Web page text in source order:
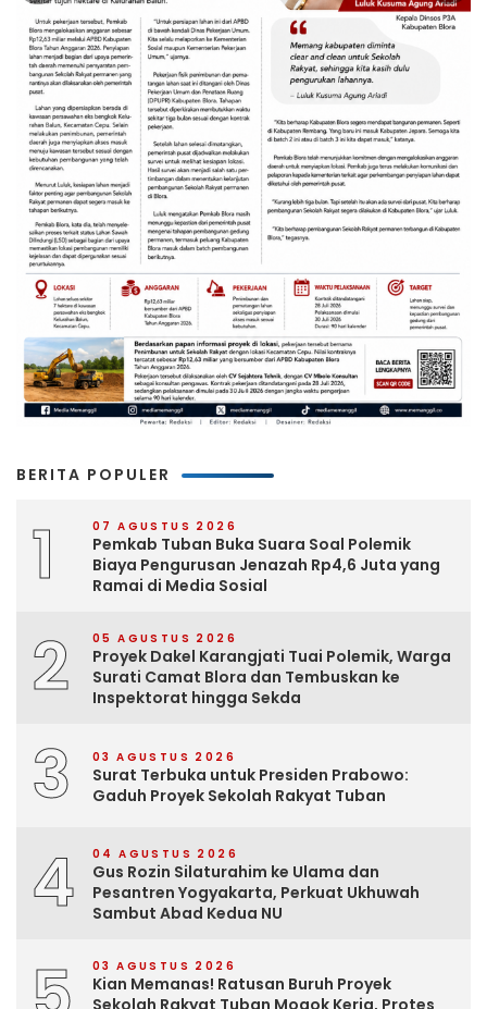
BERITA POPULER
1 07 AGUSTUS 2026
Pemkab Tuban Buka Suara Soal Polemik
Biaya Pengurusan Jenazah Rp4,6 Juta yang
Ramai di Media Sosial
2 05 AGUSTUS 2026
Proyek Dakel Karangjati Tuai Polemik, Warga
Surati Camat Blora dan Tembuskan ke
Inspektorat hingga Sekda
3 03 AGUSTUS 2026
Surat Terbuka untuk Presiden Prabowo:
Gaduh Proyek Sekolah Rakyat Tuban
4 04 AGUSTUS 2026
Gus Rozin Silaturahim ke Ulama dan
Pesantren Yogyakarta, Perkuat Ukhuwah
Sambut Abad Kedua NU
03 AGUSTUS 2026
Kian Memanas! Ratusan Buruh Proyek